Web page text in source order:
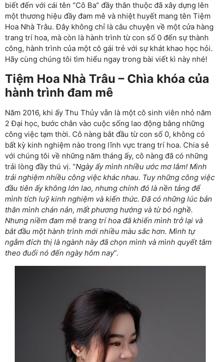
biết đến với cái tên “Cô Ba” đầy thân thuộc đã xây dựng lên
một thương hiệu đầy đam mê và nhiệt huyết mang tên Tiệm
Hoa Nhà Trâu. Đây không chỉ là câu chuyện về một cửa hàng
trang trí hoa, mà còn là hành trình từ con số 0 đến sự thành
công, hành trình của một cô gái trẻ với sự khát khao học hỏi.
Hãy cùng chúng tôi tìm hiểu ngay trong bài viết kì này nhé!
Tiệm Hoa Nhà Trâu – Chìa khóa của
hành trình đam mê
Năm 2016, khi ấy Thu Thủy vẫn là một cô sinh viên nhỏ năm
2 Đại học, bước chân vào cuộc sống lao động bằng những
công việc tạm thời. Cô nàng bắt đầu từ con số 0, không có
bất kỳ kinh nghiệm nào trong lĩnh vực trang trí hoa. Chia sẻ
với chúng tôi về những năm tháng ấy, cô nàng đã có những
trải lòng đầy thú vị. “Ngày ấy mình nhiều ước mơ lắm! Mình
trải nghiệm nhiều công việc khác nhau. Tuy những công việc
đầu tiên ấy không lớn lao, nhưng chính đó là nền tảng để
mình tích luỹ kinh nghiệm và kiến thức. Đã có những lúc bản
thân mình chán nản, mất phương hướng và từ bỏ nghề.
Nhưng niềm đam mê trang trí hoa đã khiến mình trở lại và
bắt đầu một hành trình mới nhiều màu sắc hơn. Mình tự
ngẫm đích thị là ngành này đã chọn mình và mình quyết tâm
theo đuổi nó đến ngày hôm nay”.